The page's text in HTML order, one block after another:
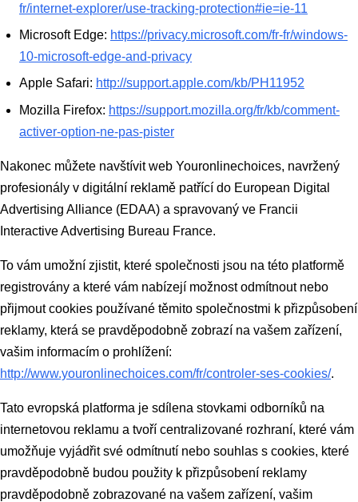
fr/internet-explorer/use-tracking-protection#ie=ie-11
Microsoft Edge: https://privacy.microsoft.com/fr-fr/windows-
10-microsoft-edge-and-privacy
Apple Safari: http://support.apple.com/kb/PH11952
Mozilla Firefox: https://support.mozilla.org/fr/kb/comment-
activer-option-ne-pas-pister
Nakonec můžete navštívit web Youronlinechoices, navržený
profesionály v digitální reklamě patřící do European Digital
Advertising Alliance (EDAA) a spravovaný ve Francii
Interactive Advertising Bureau France.
To vám umožní zjistit, které společnosti jsou na této platformě
registrovány a které vám nabízejí možnost odmítnout nebo
přijmout cookies používané těmito společnostmi k přizpůsobení
reklamy, která se pravděpodobně zobrazí na vašem zařízení,
vašim informacím o prohlížení:
http://www.youronlinechoices.com/fr/controler-ses-cookies/.
Tato evropská platforma je sdílena stovkami odborníků na
internetovou reklamu a tvoří centralizované rozhraní, které vám
umožňuje vyjádřit své odmítnutí nebo souhlas s cookies, které
pravděpodobně budou použity k přizpůsobení reklamy
pravděpodobně zobrazované na vašem zařízení, vašim